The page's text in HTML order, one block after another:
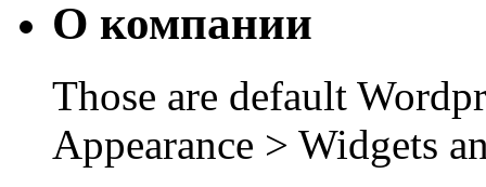
О компании
Those are default
Appearance > Widgets